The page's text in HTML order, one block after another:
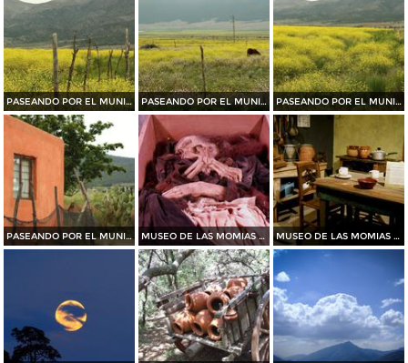
PASEANDO POR EL MUNICIPIO DE ARTEAGA......2015 PASEANDO POR EL MUNICIPIO DE ARTEAGA.......2015 PASEANDO POR EL MUNICIPIO DE ARTEAGA.......2015
PASEANDO POR EL MUNICIPIO DE ARTEAGA.......2015 MUSEO DE LAS MOMIAS DE SAN ANTONIO DE LAS ALAZANAS MUSEO DE LAS MOMIAS DE SAN ANTONIO DE LAS ALAZANAS